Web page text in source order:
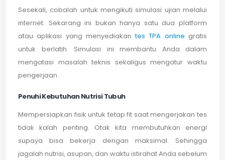
Sesekali, cobalah untuk mengikuti simulasi ujian melalui
internet. Sekarang ini bukan hanya satu dua platform
atau aplikasi yang menyediakantes TPA online gratis
untuk berlatih. Simulasi ini membantu Anda dalam
mengatasi masalah teknis sekaligus mengatur waktu
pengerjaan.
Penuhi Kebutuhan Nutrisi Tubuh
Mempersiapkan fisik untuk tetap fit saat mengerjakan tes
tidak kalah penting. Otak kita membutuhkan energi
supaya bisa bekerja dengan maksimal. Sehingga
jagalah nutrisi, asupan, dan waktu istirahat Anda sebelum